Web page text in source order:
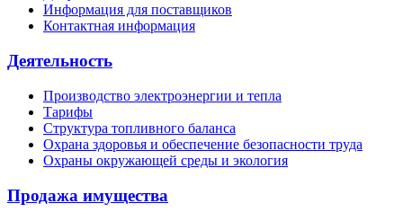
Информация для поставщиков
Контактная информация
Деятельность
Производство электроэнергии и тепла
Тарифы
Структура топливного баланса
Охрана здоровья и обеспечение безопасности труда
Охраны окружающей среды и экология
Продажа имущества